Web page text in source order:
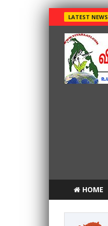
LATEST NEWS
HOME